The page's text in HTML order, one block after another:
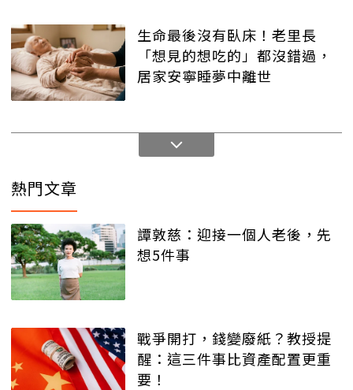
生命最後沒有臥床！老里長
「想見的想吃的」都沒錯過，
居家安寧睡夢中離世
熱門文章
譚敦慈：迎接一個人老後，先
想5件事
戰爭開打，錢變廢紙？教授提
醒：這三件事比資產配置更重
要！